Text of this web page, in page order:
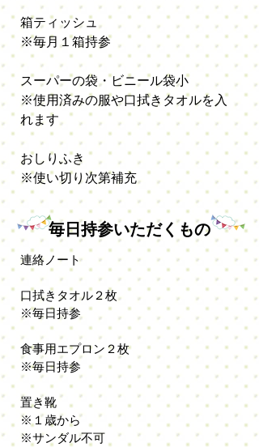
箱ティッシュ
※毎月１箱持参
スーパーの袋・ビニール袋小
※使用済みの服や口拭きタオルを入
れます
おしりふき
※使い切り次第補充
毎日持参いただくもの
連絡ノート
口拭きタオル２枚
※毎日持参
食事用エプロン２枚
※毎日持参
置き靴
※１歳から
※サンダル不可